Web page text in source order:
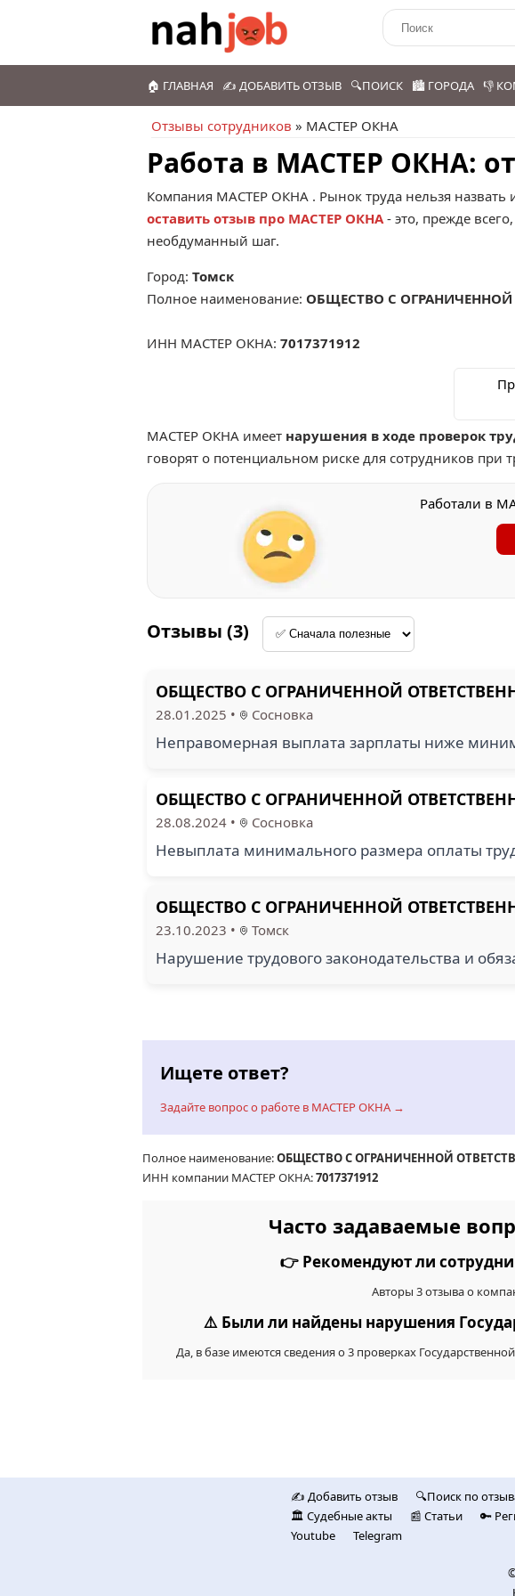
🏠 ГЛАВНАЯ ✍️ ДОБАВИТЬ ОТЗЫВ 🔍ПОИСК 🏙️ ГОРОДА 👎
Отзывы сотрудников » МАСТЕР ОКНА
Работа в МАСТЕР ОКНА:
Компания МАСТЕР ОКНА . Рынок труда нельзя
оставить отзыв про МАСТЕР ОКНА- это, прежде
необдуманный шаг.
Город: Томск
Полное наименование: ОБЩЕСТВО С
ИНН МАСТЕР ОКНА: 7017371912
МАСТЕР ОКНА имеет нарушения в ходе проверок
говорят о потенциальном риске для сотрудников при
Работали в
Отзывы (3)
ОБЩЕСТВО С ОГРАНИЧЕННОЙ
28.01.2025 • Сосновка
Неправомерная выплата зарплаты ниже
ОБЩЕСТВО С ОГРАНИЧЕННОЙ
28.08.2024 • Сосновка
Невыплата минимального размера оплаты
ОБЩЕСТВО С ОГРАНИЧЕННОЙ
23.10.2023 • Томск
Нарушение трудового законодательства и
Ищете ответ?
Задайте вопрос о работе в МАСТЕР ОКНА →
Полное наименование:ОБЩЕСТВО С ОГРАНИЧЕННОЙ
ИНН компании МАСТЕР ОКНА:7017371912
Часто задаваемые
👉 Рекомендуют ли
Авторы 3 отзыва о
⚠️ Были ли найдены нарушения
Да, в базе имеются сведения о 3 проверках
✍️ Добавить отзыв 🔍Поиск по
🏛️ Судебные акты
📰 Статьи 🔑
Youtube
Telegram